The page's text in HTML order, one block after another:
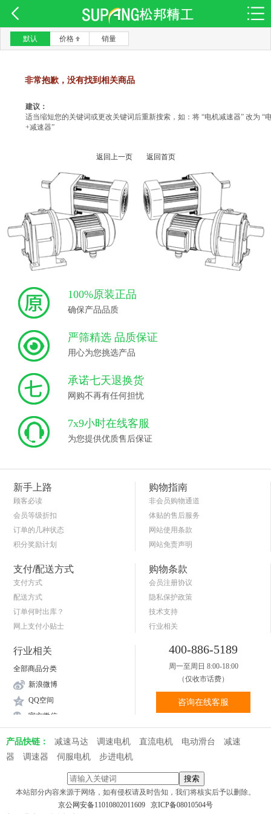
默认 价格 销量
非常抱歉，没有找到相关商品
建议：
适当缩短您的关键词或更改关键词后重新搜索，如：将 “电机减速器” 改为 “
+减速器”
返回上一页 返回首页
100%原装正品
确保产品品质
严筛精选 品质保证
用心为您挑选产品
承诺七天退换货
网购不再有任何担忧
7x9小时在线客服
为您提供优质售后保证
新手上路
顾客必读
会员等级折扣
订单的几种状态
积分奖励计划
购物指南
非会员购物通道
体贴的售后服务
网站使用条款
网站免责声明
支付/配送方式
支付方式
配送方式
订单何时出库？
网上支付小贴士
购物条款
会员注册协议
隐私保护政策
技术支持
行业相关
行业相关
全部商品分类
新浪微博
QQ空间
官方微信
400-886-5189
周一至周日 8:00-18:00
（仅收市话费）
咨询在线客服
产品快链： 减速马达 调速电机 直流电机 电动滑台
减速
器
调速器 伺服电机 步进电机
本站部分内容来源于网络，如有侵权请及时告知，我们将核实后予以删除。
京公网安备11010802011609 京ICP备08010504号